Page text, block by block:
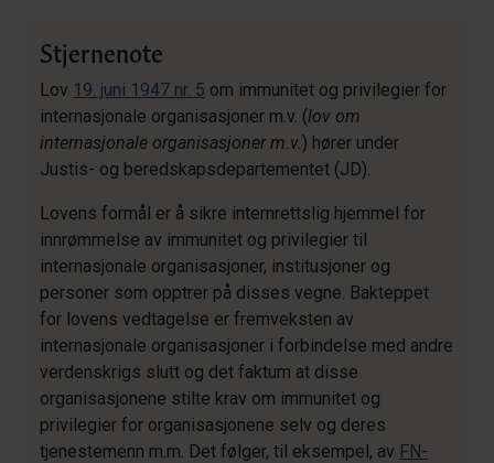
Stjernenote
Lov 19. juni 1947 nr. 5 om immunitet og privilegier for
internasjonale organisasjoner m.v. (lov om
internasjonale organisasjoner m.v.) hører under
Justis- og beredskapsdepartementet (JD).
Lovens formål er å sikre internrettslig hjemmel for
innrømmelse av immunitet og privilegier til
internasjonale organisasjoner, institusjoner og
personer som opptrer på disses vegne. Bakteppet
for lovens vedtagelse er fremveksten av
internasjonale organisasjoner i forbindelse med andre
verdenskrigs slutt og det faktum at disse
organisasjonene stilte krav om immunitet og
privilegier for organisasjonene selv og deres
tjenestemenn m.m. Det følger, til eksempel, av FN-